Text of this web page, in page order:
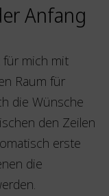
Anfang
für mich mit
Raum für
die Wünsche
den Zeilen
erste
die